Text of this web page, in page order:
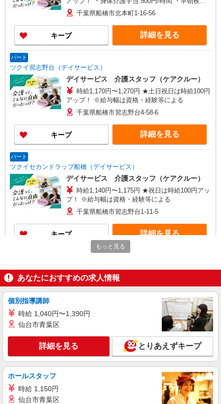
深夜手当:300円/時間 （18:00〜翌07:59の時間
帯） ・ICT手当:2,000円/月 ・ケア→ケアの移動時
間も賃金（時給）を支給 ※給与幅は資格・経験等
による
千葉県船橋市北本町1-16-56
キープ 詳細を見る
パート
ツクイ習志野台（デイサービス）
デイサービス 介護スタッフ（ケアクルー）
時給1,170円〜1,270円 ★土日祝日は時給100円
アップ！ ※給与幅は資格・経験等による
千葉県船橋市習志野台4-58-6
キープ 詳細を見る
パート
ツクイセカンドラップ船橋（デイサービス）
デイサービス 介護スタッフ（ケアクルー）
時給1,140円〜1,175円 ★祝日は時給100円アッ
プ！ ※給与幅は資格・経験等による
千葉県船橋市習志野台1-11-5
キープ 詳細を見る
登録ヘルパー
時給：1,230円 ーーーーーーー 【資格取得
千葉県船橋市本町7丁目11番5号 KDX船橋ビ
キープ 詳細を見る
SOMPOケア ラヴィーレ津田沼/5118aa1
【介護福祉士】 月給：281,300円 年収例：377
もっと見る
あなたにおすすめの求人情報
個別指導講師
時給 1,040円〜1,390円
仙台市青葉区
詳細を見る とりあえずキープ
ホールスタッフ
時給 1,150円
仙台市青葉区